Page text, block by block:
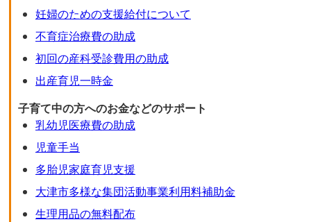
妊婦のための支援給付について
不育症治療費の助成
初回の産科受診費用の助成
出産育児一時金
子育て中の方へのお金などのサポート
乳幼児医療費の助成
児童手当
多胎児家庭育児支援
大津市多様な集団活動事業利用料補助金
生理用品の無料配布